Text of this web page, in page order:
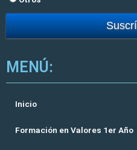
MENÚ:
Inicio
Formación en Valores 1er Año